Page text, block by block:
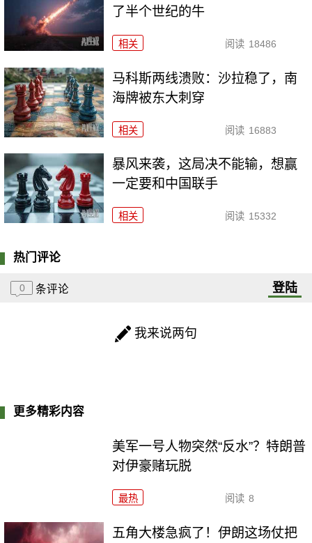
了半个世纪的牛
相关 阅读 18486
马科斯两线溃败：沙拉稳了，南
海牌被东大刺穿
相关 阅读 16883
暴风来袭，这局决不能输，想赢
一定要和中国联手
相关 阅读 15332
热门评论
0 条评论 登陆
我来说两句
更多精彩内容
美军一号人物突然“反水”？特朗普
对伊豪赌玩脱
最热 阅读 8
五角大楼急疯了！伊朗这场仗把